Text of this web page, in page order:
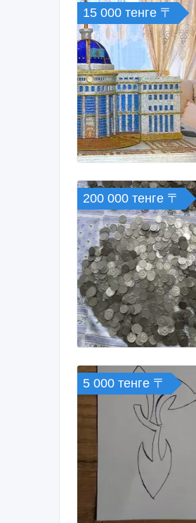
15 000 тенге 〒
200 000 тенге 〒
5 000 тенге 〒